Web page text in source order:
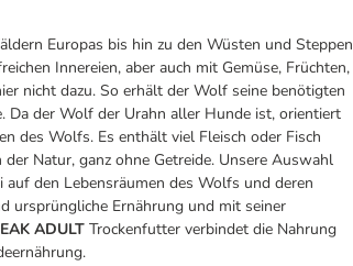
Europas bis hin zu den Wüsten und Steppen
Innereien, aber auch mit Gemüse, Früchten,
nicht dazu. So erhält der Wolf seine benötigten
Da der Wolf der Urahn aller Hunde ist, orientiert
des Wolfs. Es enthält viel Fleisch oder Fisch
Natur, ganz ohne Getreide. Unsere Auswahl
den Lebensräumen des Wolfs und deren
ursprüngliche Ernährung und mit seiner
ADULT Trockenfutter verbindet die Nahrung